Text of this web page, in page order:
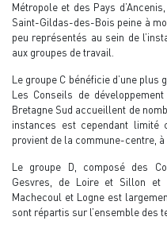
Métropole et des Pays
Saint-Gildas-des-Bois peine à
peu représentés au sein de
aux groupes de travail.
Le groupe C bénéficie d’une
Les Conseils de
Bretagne Sud accueillent de
instances est cependant limité
provient de la commune-centre,
Le groupe D, composé des
Gesvres, de Loire et Sillon et
Machecoul et Logne est
sont répartis sur l’ensemble des